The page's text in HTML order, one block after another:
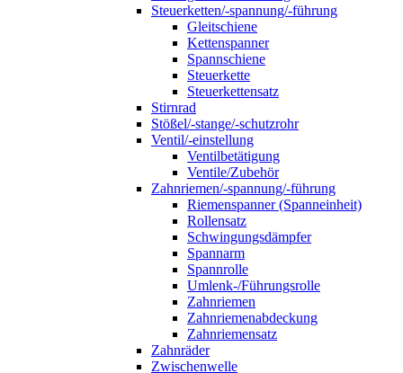
Steuerketten/-spannung/-führung
Gleitschiene
Kettenspanner
Spannschiene
Steuerkette
Steuerkettensatz
Stirnrad
Stößel/-stange/-schutzrohr
Ventil/-einstellung
Ventilbetätigung
Ventile/Zubehör
Zahnriemen/-spannung/-führung
Riemenspanner (Spanneinheit)
Rollensatz
Schwingungsdämpfer
Spannarm
Spannrolle
Umlenk-/Führungsrolle
Zahnriemen
Zahnriemenabdeckung
Zahnriemensatz
Zahnräder
Zwischenwelle